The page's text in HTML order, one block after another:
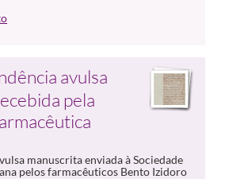
avulsa
pela
manuscrita enviada à Sociedade
pelos farmacêuticos Bento Izidoro